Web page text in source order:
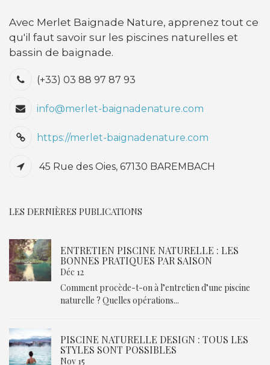
Avec Merlet Baignade Nature, apprenez tout ce
qu'il faut savoir sur les piscines naturelles et
bassin de baignade.
(+33) 03 88 97 87 93
info@merlet-baignadenature.com
https://merlet-baignadenature.com
45 Rue des Oies, 67130 BAREMBACH
LES DERNIÈRES PUBLICATIONS
ENTRETIEN PISCINE NATURELLE : LES
BONNES PRATIQUES PAR SAISON
Déc 12
Comment procède-t-on à l’entretien d’une piscine
naturelle ? Quelles opérations...
PISCINE NATURELLE DESIGN : TOUS LES
STYLES SONT POSSIBLES
Nov 15